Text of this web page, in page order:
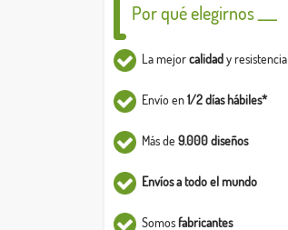
Por qué elegirnos ___
La mejorcalidady resistencia
Envío en1/2 días hábiles*
Más de 9.000 diseños
Envíos a todo el mundo
Somosfabricantes